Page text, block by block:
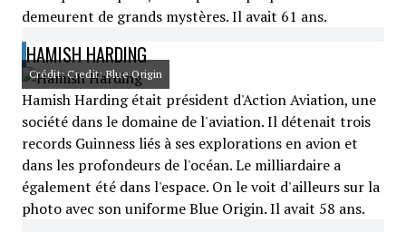
demeurent de grands mystères. Il avait 61 ans.
HAMISH HARDING
Crédit: Credit: Blue Origin
Hamish Harding était président d'Action Aviation, une
société dans le domaine de l'aviation. Il détenait trois
records Guinness liés à ses explorations en avion et
dans les profondeurs de l'océan. Le milliardaire a
également été dans l'espace. On le voit d'ailleurs sur la
photo avec son uniforme Blue Origin. Il avait 58 ans.